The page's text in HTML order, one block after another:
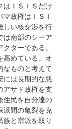
はＩＳＩＳだけ
政権はＩＳＩ
しい核交渉を行
は南部のシーア
ターである。
高めている。オ
なものと考えて
には長期的な悪
アサド政権を支
住民を自分達の
派間の亀裂を克
族と宗派を取り